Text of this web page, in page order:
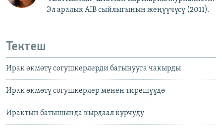
Эл аралык AIB сыйлыгынын жеңүүчүсү (2011).
Тектеш
Ирак өкмөтү согушкерлерди багынууга чакырды
Ирак өкмөтү согушкерлер менен тирешүүдө
Ирактын батышында кырдаал курчуду